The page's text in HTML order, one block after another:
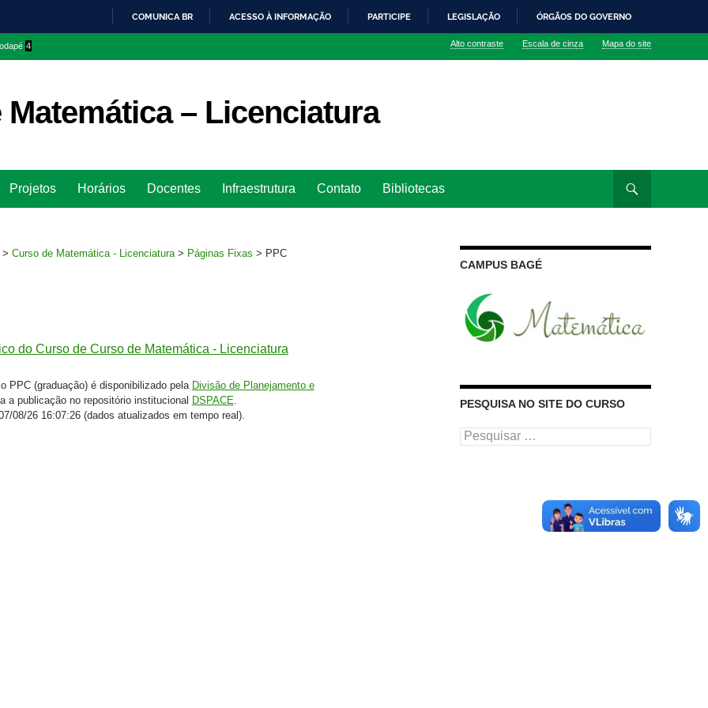
O
COMUNICA BR ACESSO À INFORMAÇÃO PARTICIPE LEGISLAÇÃO ÓRGÃOS DO GOVERNO
4 Alto contraste Escala de cinza Mapa do site
Matemática – Licenciatura
para
Projetos Horários Docentes Infraestrutura Contato Bibliotecas
> Curso de Matemática - Licenciatura > Páginas Fixas > PPC
do Curso de Curso de Matemática - Licenciatura
o PPC (graduação) é disponibilizado pela Divisão de Planejamento e
a publicação no repositório institucional DSPACE
08/26 16:07:26 (dados atualizados em tempo real).
CAMPUS BAGÉ
PESQUISA NO SITE DO CURSO
Pesquisar
por: